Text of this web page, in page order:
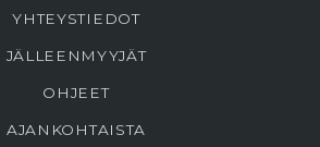
YHTEYSTIEDOT
JÄLLEENMYYJÄT
OHJEET
AJANKOHTAISTA